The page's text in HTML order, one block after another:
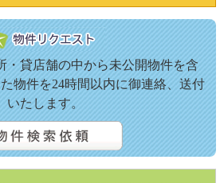
・貸店舗の中から未公開物件を含
物件を24時間以内に御連絡、送付
いたします。